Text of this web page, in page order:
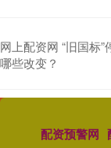
网上配资网 “旧国标
哪些改变？
配资预警网